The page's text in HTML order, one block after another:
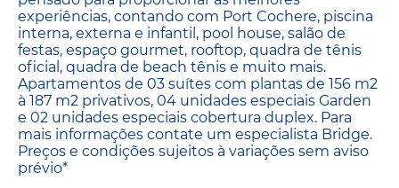
experiências, contando com Port Cochere, piscina
interna, externa e infantil, pool house, salão de
festas, espaço gourmet, rooftop, quadra de tênis
oficial, quadra de beach tênis e muito mais.
Apartamentos de 03 suítes com plantas de 156 m2
à 187 m2 privativos, 04 unidades especiais Garden
e 02 unidades especiais cobertura duplex. Para
mais informações contate um especialista Bridge.
Preços e condições sujeitos à variações sem aviso
prévio*